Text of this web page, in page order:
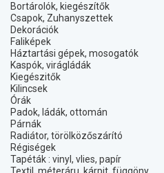
Bortárolók, kiegészítők
Csapok, Zuhanyszettek
Dekorációk
Faliképek
Háztartási gépek, mosogatók
Kaspók, virágládák
Kiegészitők
Kilincsek
Órák
Padok, ládák, ottomán
Párnák
Radiátor, törölközőszárító
Régiségek
Tapéták : vinyl, vlies, papír